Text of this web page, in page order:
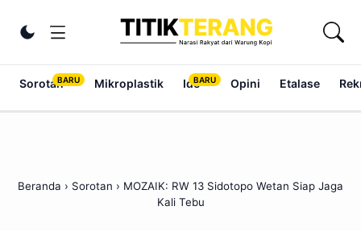
Ubah tema
Sorotan Mikroplastik Ide Opini Etalase
Beranda › Sorotan › MOZAIK: RW 13 Sidotopo Wetan Siap Jaga
Kali Tebu